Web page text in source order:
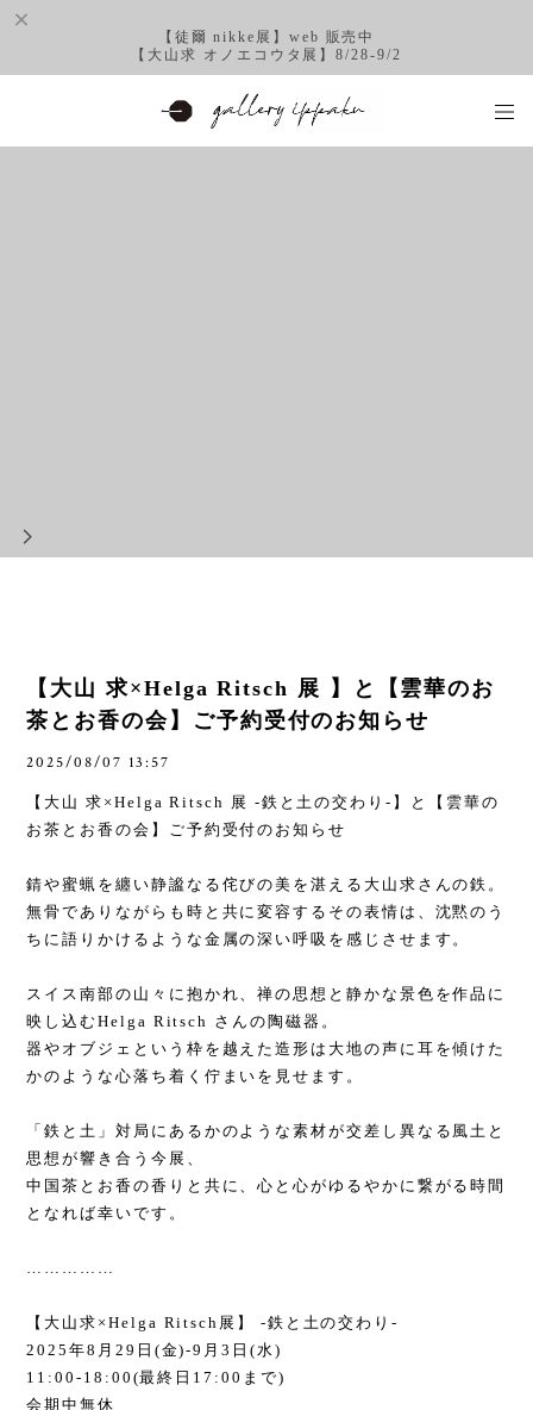
【徒爾 nikke展】web 販売中
【大山求 オノエコウタ展】8/28-9/2
【大山 求×Helga Ritsch 展 】と【雲華のお
茶とお香の会】ご予約受付のお知らせ
2025/08/07 13:57
【大山 求 ×Helga Ritsch 展 -鉄と土の交わり- 】と【雲華の
お茶とお香の会】ご予約受付のお知らせ
錆や蜜蝋を纏い静謐なる侘びの美を湛える大山求さんの鉄。
無骨でありながらも時と共に変容するその表情は、沈黙のう
ちに語りかけるような金属の深い呼吸を感じさせます。
スイス南部の山々に抱かれ、禅の思想と静かな景色を作品に
映し込むHelga Ritsch さんの陶磁器。
器やオブジェという枠を越えた造形は大地の声に耳を傾けた
かのような心落ち着く佇まいを見せます。
「鉄と土」対局にあるかのような素材が交差し異なる風土と
思想が響き合う今展、
中国茶とお香の香りと共に、心と心がゆるやかに繋がる時間
となれば幸いです。
……………
【大山求 ×Helga Ritsch 展】 -鉄と土の交わり-
2025年8 月 29 日 (金)-9 月3 日 (水)
11:00-18:00(最終日 17:00 まで)
会期中無休